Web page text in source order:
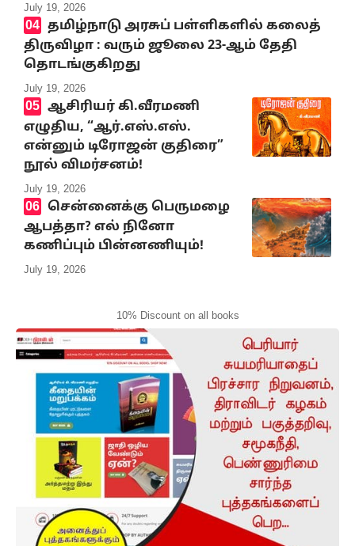
July 19, 2026
தமிழ்நாடு அரசுப் பள்ளிகளில் கலைத்
திருவிழா : வரும் ஜூலை 23-ஆம் தேதி
தொடங்குகிறது
July 19, 2026
ஆசிரியர் கி.வீரமணி
எழுதிய, “ஆர்.எஸ்.எஸ்.
என்னும் டிரோஜன் குதிரை”
நூல் விமர்சனம்!
July 19, 2026
சென்னைக்கு பெருமழை
ஆபத்தா? எல் நினோ
கணிப்பும் பின்னணியும்!
July 19, 2026
10% Discount on all books